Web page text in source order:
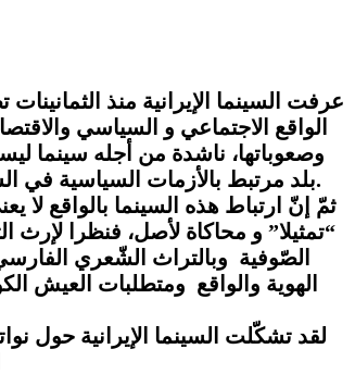
عرفت السينما الإيرانية منذ
الواقع الاجتماعي و السياسي
وصعوباتها، ناشدة من أجله سينما
بلد مرتبط بالأزمات السياسية في السّاحة العالميّة إلى بلد الفنّ والإنسانية، فقد نجحت في خلق ثقوب في الأزمة من أجل أن ترسم صورة أخرى لإيران حياة وشعبا.
ثمّ إنّ ارتباط هذه السينما بالواقع
“تمثيلا” و محاكاة لأصل، فنظرا لإرث
الصّوفية وبالتراث الشّعري
الهوية والواقع ومتطلبات العيش
لقد تشكّلت السينما الإيرانية حول